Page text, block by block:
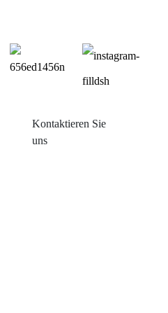
Kontaktieren Sie
uns